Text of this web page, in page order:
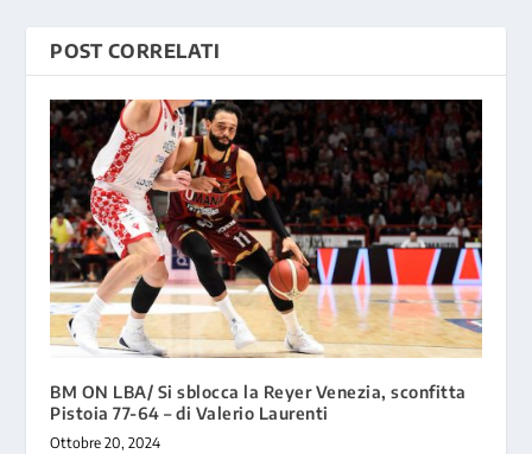
POST CORRELATI
BM ON LBA/ Si sblocca la Reyer Venezia, sconfitta
Pistoia 77-64 – di Valerio Laurenti
Ottobre 20, 2024